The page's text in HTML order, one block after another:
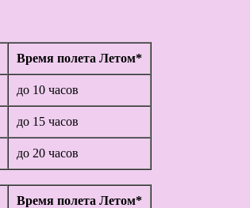
Время полета Летом*
до 10 часов
до 15 часов
до 20 часов
Время полета Летом*